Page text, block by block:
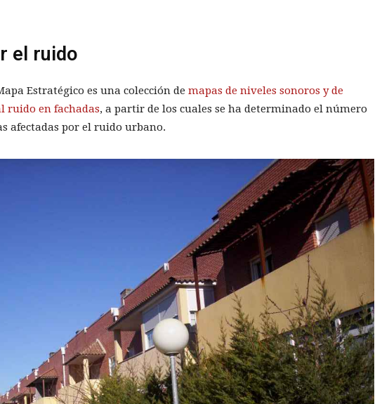
el ruido
Estratégico es una colección de mapas de niveles sonoros y de
ruido en fachadas, a partir de los cuales se ha determinado el número
afectadas por el ruido urbano.